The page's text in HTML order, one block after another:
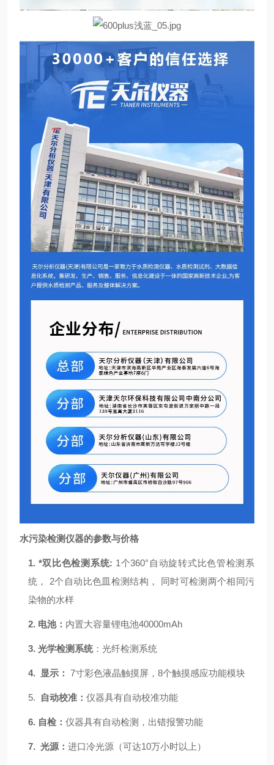
水污染检测仪器的参数与价格
1. *双比色检测系统: 1个360°自动旋转式比色管检测系
统，
2个自动比色皿检测结构，
同时可检测两个相同污
染物的水样
2. 电池： 内置大容量锂电池40000mAh
3. 光学检测系统：光纤检测系统
4. 显示： 7寸彩色液晶触摸屏 ， 8个触摸感应功能模块
5. 自动校准： 仪器具有自动校准功能
6. 自检： 仪器具有自动检测，出错报警功能
7. 光源： 进口冷光源（可达10万小时以上）